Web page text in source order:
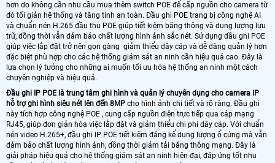
hơn do không cần nhu cầu mua thêm switch POE để cấp nguồn cho camera từ
đó tối giản hệ thống và tăng tính an toàn. Đầu ghi POE trang bị công nghệ AI
và chuẩn nén H.265 đầu thu POE giúp tiết kiệm băng thông và dung lượng lưu
trữ, đồng thời vẫn đảm bảo chất lượng hình ảnh sắc nét. Sử dụng đầu ghi POE
giúp việc lắp đặt trở nên gọn gàng giảm thiểu dây cáp và dễ dàng quản lý hơn
đặc biệt phù hợp cho các hệ thống giám sát an ninh cần hiệu quả cao. Đây là
lựa chọn lý tưởng cho những ai muốn tối ưu hóa hệ thống an ninh một cách
chuyên nghiệp và hiệu quả.
Đầu ghi IP POE là trung tâm ghi hình và quản lý chuyên dụng cho camera IP
hỗ trợ ghi hình siêu nét lên đến 8MP cho hình ảnh chi tiết và rõ ràng. Đầu ghi
này tích hợp công nghệ POE , cung cấp nguồn điện trực tiếp qua cáp mạng
RJ45, giúp đơn giản hóa việc lắp đặt và giảm thiểu chi phí dây cáp. Với chuẩn
nén video H.265+, đầu ghi IP POE tiết kiệm đáng kể dung lượng ổ cứng mà vẫn
đảm bảo chất lượng hình ảnh, đồng thời giảm tải băng thông mạng. Đây là
giải pháp hiệu quả cho hệ thống giám sát an ninh hiện đại, đáp ứng tốt nhu